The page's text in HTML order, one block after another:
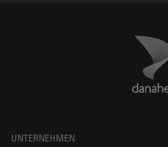
UNTERNEHMEN